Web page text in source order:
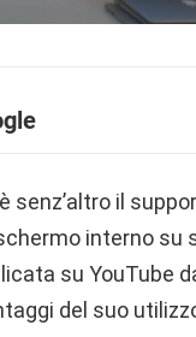
è senz’altro il
interno su
su YouTube
del suo